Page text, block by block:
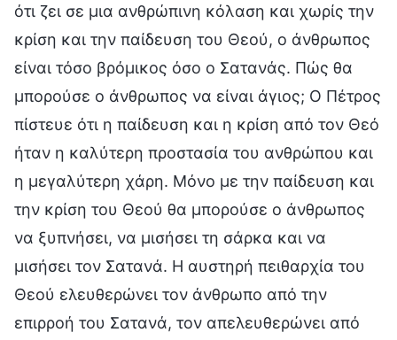
ότι ζει σε μια ανθρώπινη κόλαση και χωρίς την
κρίση και την παίδευση του Θεού, ο άνθρωπος
είναι τόσο βρόμικος όσο ο Σατανάς. Πώς θα
μπορούσε ο άνθρωπος να είναι άγιος; Ο Πέτρος
πίστευε ότι η παίδευση και η κρίση από τον Θεό
ήταν η καλύτερη προστασία του ανθρώπου και
η μεγαλύτερη χάρη. Μόνο με την παίδευση και
την κρίση του Θεού θα μπορούσε ο άνθρωπος
να ξυπνήσει, να μισήσει τη σάρκα και να
μισήσει τον Σατανά. Η αυστηρή πειθαρχία του
Θεού ελευθερώνει τον άνθρωπο από την
επιρροή του Σατανά, τον απελευθερώνει από